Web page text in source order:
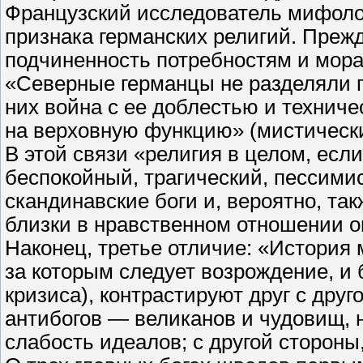
Французский исследователь
признака германских религий.
подчиненность потребностям и
«Северные германцы не разделяли
них война с ее доблестью и
на верховную функцию»
В этой связи «религия в целом,
беспокойный, трагический,
скандинавские боги и, вероятно,
близки в нравственном отношении
Наконец, третье отличие:
за которым следует возрождение, и
кризиса), контрастируют друг с
антибогов — великанов и чудовищ,
слабость идеалов; с другой